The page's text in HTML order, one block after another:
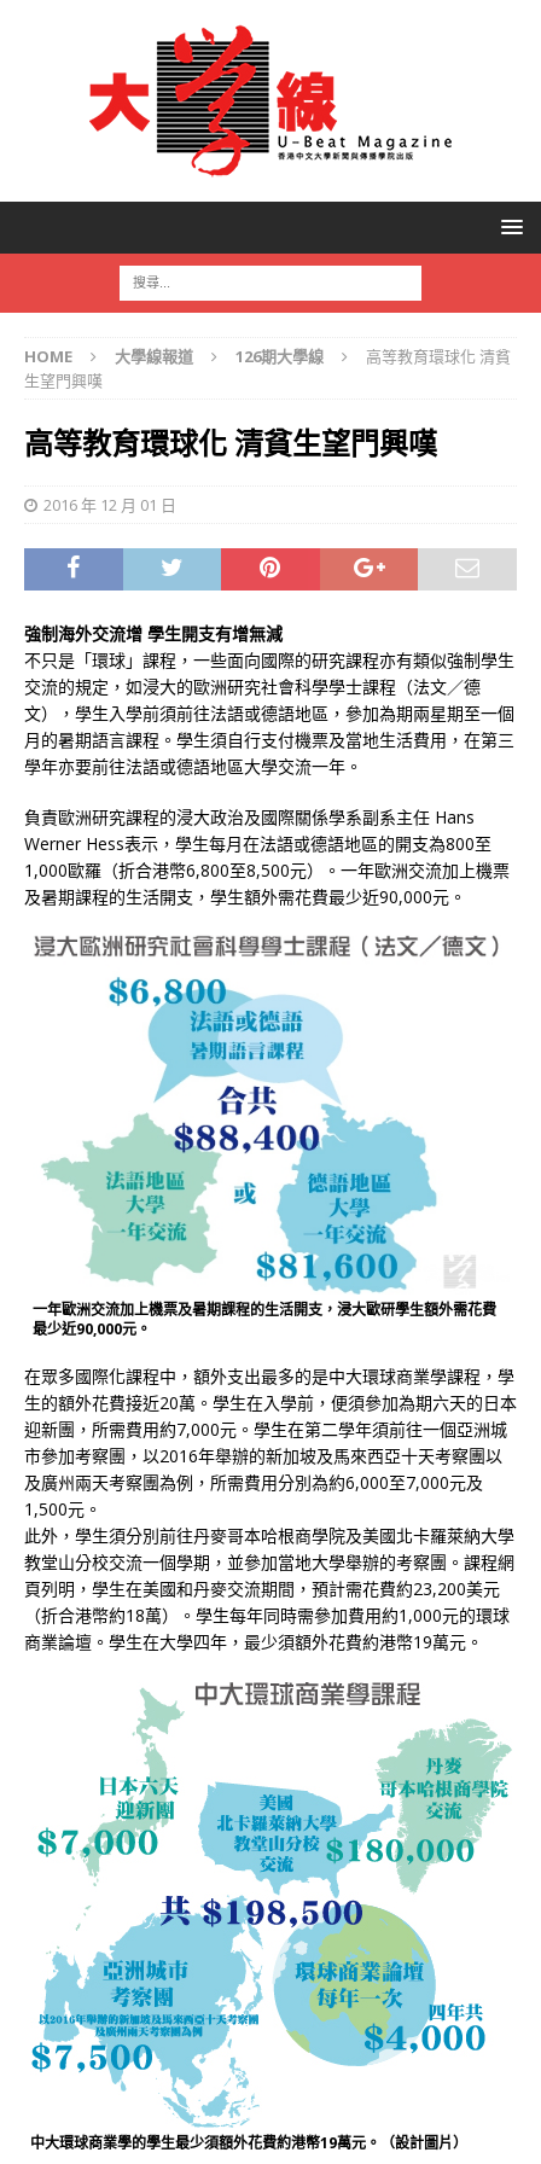
HOME 大學線報道 126期大學線
高等教育環球化 清貧
生望門興嘆
高等教育環球化 清貧生望門興嘆
2016 年 12 月 01 日
強制海外交流增 學生開支有增無減
不只是「環球」課程，一些面向國際的研究課程亦有類似強制學生
交流的規定，如浸大的歐洲研究社會科學學士課程（法文／德
文），學生入學前須前往法語或德語地區，參加為期兩星期至一個
月的暑期語言課程。學生須自行支付機票及當地生活費用，在第三
學年亦要前往法語或德語地區大學交流一年。
負責歐洲研究課程的浸大政治及國際關係學系副系主任 Hans
Werner Hess表示，學生每月在法語或德語地區的開支為800至
1,000歐羅（折合港幣6,800至8,500元）。一年歐洲交流加上機票
及暑期課程的生活開支，學生額外需花費最少近90,000元。
一年歐洲交流加上機票及暑期課程的生活開支，浸大歐研學生額外需花費
最少近90,000元。
在眾多國際化課程中，額外支出最多的是中大環球商業學課程，學
生的額外花費接近20萬。學生在入學前，便須參加為期六天的日本
迎新團，所需費用約7,000元。學生在第二學年須前往一個亞洲城
市參加考察團，以2016年舉辦的新加坡及馬來西亞十天考察團以
及廣州兩天考察團為例，所需費用分別為約6,000至7,000元及
1,500元。
此外，學生須分別前往丹麥哥本哈根商學院及美國北卡羅萊納大學
教堂山分校交流一個學期，並參加當地大學舉辦的考察團。課程網
頁列明，學生在美國和丹麥交流期間，預計需花費約23,200美元
（折合港幣約18萬）。學生每年同時需參加費用約1,000元的環球
商業論壇。學生在大學四年，最少須額外花費約港幣19萬元。
中大環球商業學的學生最少須額外花費約港幣19萬元。（設計圖片）